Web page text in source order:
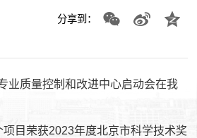
分享到：
业质量控制和改进中心启动会在我
项目荣获2023年度北京市科学技术奖